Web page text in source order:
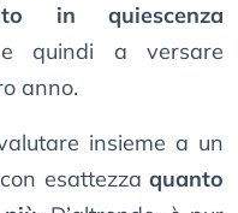
in quiescenza
quindi a versare
anno.
insieme a un
esattezza quanto